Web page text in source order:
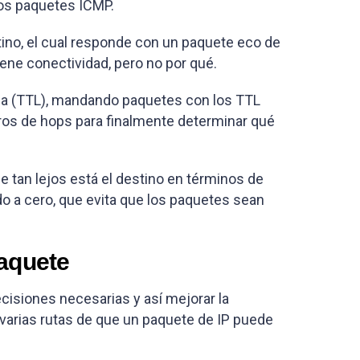
paquetes ICMP.
el cual responde con un paquete eco de
conectividad, pero no por qué.
(TTL), mandando paquetes con los TTL
de hops para finalmente determinar qué
tan lejos está el destino en términos de
a cero, que evita que los paquetes sean
necesarias y así mejorar la
rutas de que un paquete de IP puede